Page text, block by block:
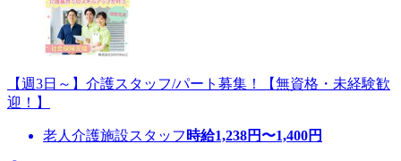
【週3日～】介護スタッフ/パート募集！【無資格・未経験歓
迎！】
老人介護施設スタッフ 時給1,238円〜1,400円